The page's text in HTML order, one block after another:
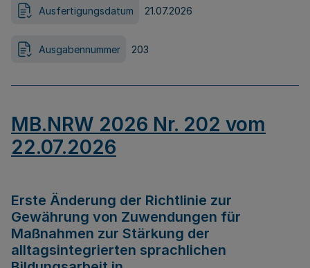
Ausfertigungsdatum 21.07.2026
Ausgabennummer 203
MB.NRW 2026 Nr. 202 vom
22.07.2026
Erste Änderung der Richtlinie zur
Gewährung von Zuwendungen für
Maßnahmen zur Stärkung der
alltagsintegrierten sprachlichen